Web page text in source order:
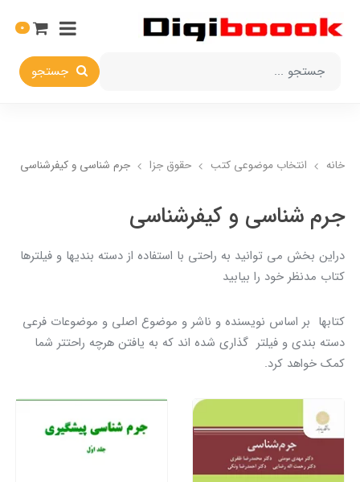
جستجو
0
خانه انتخاب​ موضوعي​ کتب حقوق جزا جرم شناسي و کیفرشناسی
جرم شناسي و کیفرشناسی
دراين بخش مي توانيد به راحتي با استفاده از دسته بنديها و فيلترها
کتاب مدنظر خود را بيابيد
کتابها بر اساس نويسنده و ناشر و موضوع اصلي و موضوعات فرعي
دسته بندي و فيلتر گذاري شده اند که به يافتن هرچه راحتتر شما
کمک خواهد کرد.